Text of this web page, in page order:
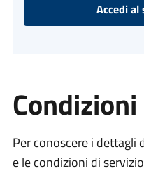
Accedi al
Per conoscere i dettagli
e le condizioni di